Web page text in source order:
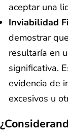
aceptar una
Inviabilidad
demostrar
resultaría en
significativa.
evidencia de
excesivos u